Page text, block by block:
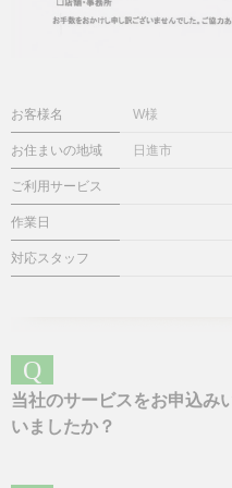
お客様名 W様
お住まいの地域 日進市
ご利用サービス
作業日
対応スタッフ
Q
当社のサービスをお申込み
いましたか？